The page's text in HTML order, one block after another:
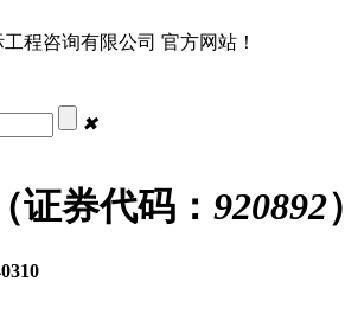
程咨询有限公司 官方网站！
✖
证券代码： 920892）